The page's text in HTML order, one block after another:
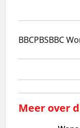
BBCPBSBBC
Meer over